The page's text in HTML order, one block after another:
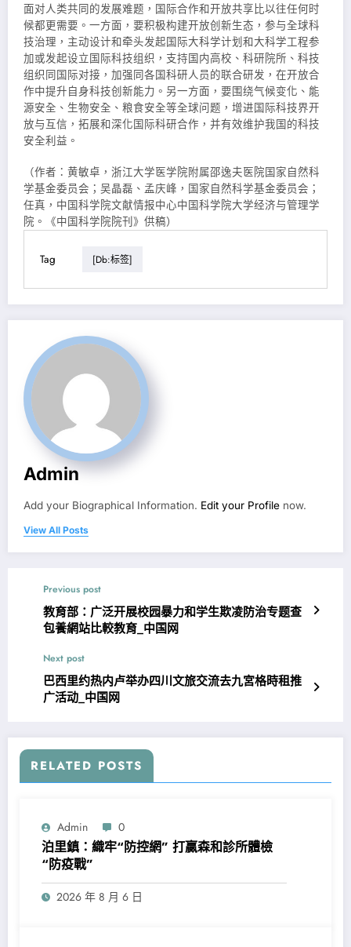
面对人类共同的发展难题，国际合作和开放共享比以往任何时
候都更需要。一方面，要积极构建开放创新生态，参与全球科
技治理，主动设计和牵头发起国际大科学计划和大科学工程参
加或发起设立国际科技组织，支持国内高校、科研院所、科技
组织同国际对接，加强同各国科研人员的联合研发，在开放合
作中提升自身科技创新能力。另一方面，要围绕气候变化、能
源安全、生物安全、粮食安全等全球问题，增进国际科技界开
放与互信，拓展和深化国际科研合作，并有效维护我国的科技
安全利益。
（作者：黄敏卓，浙江大学医学院附属邵逸夫医院国家自然科
学基金委员会；吴晶磊、孟庆峰，国家自然科学基金委员会；
任真，中国科学院文献情报中心中国科学院大学经济与管理学
院。《中国科学院院刊》供稿）
Tag [db:标签]
Admin
Add your Biographical Information. Edit your Profile now.
View All Posts
Previous post
教育部：广泛开展校园暴力和学生欺凌防治专题查
包養網站比較教育_中国网
Next post
巴西里约热内卢举办四川文旅交流去九宮格時租推
广活动_中国网
RELATED POSTS
Admin 0
泊里鎮：織牢“防控網” 打贏森和診所體檢
“防疫戰”
2026 年 8 月 6 日